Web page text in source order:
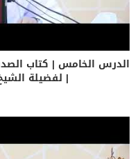
الدرس الخامس | كتاب
| لفضيلة